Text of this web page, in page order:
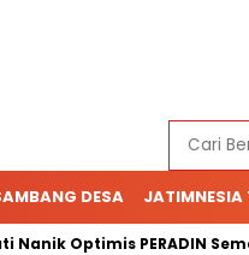
DESA JATIMNESIA
Optimis PERADIN